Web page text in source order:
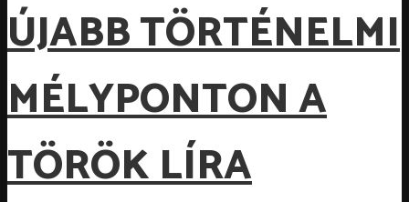
ÚJABB TÖRTÉNELMI
MÉLYPONTON A
TÖRÖK LÍRA